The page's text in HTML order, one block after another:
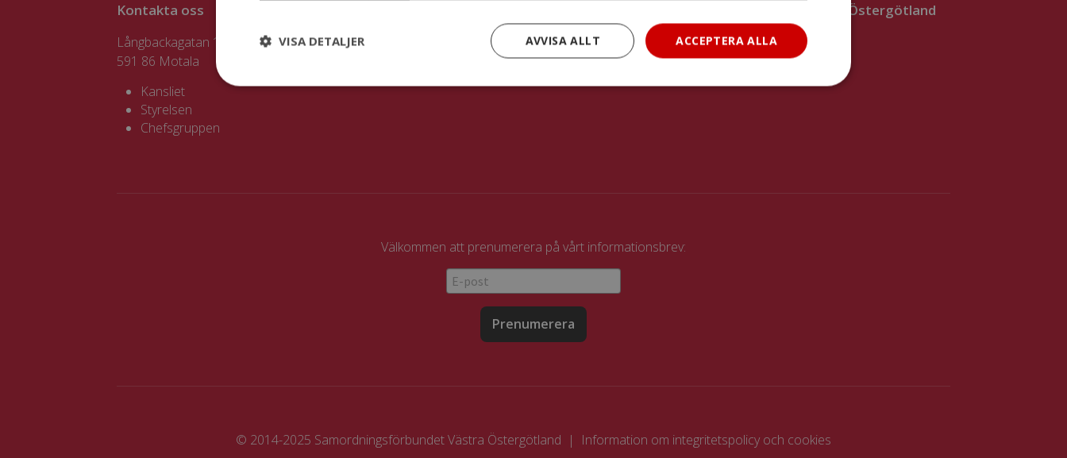
Kontakta oss
Långbackagatan 1, plan 4
591 86 Motala
Kansliet
Styrelsen
Chefsgruppen
Välfärdsguiden
Samordningsförbunden Östergötland
Centrala Östergötland
Östra Östergötland
Välkommen att prenumerera på vårt informationsbrev:
Prenumerera
© 2014-2025 Samordningsförbundet Västra Östergötland | Information om integritetspolicy och cookies
ACCEPTERA ALLA
AVVISA ALLT
VISA DETALJER